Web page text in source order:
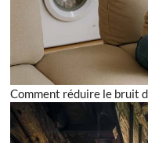
Comment réduire le bruit